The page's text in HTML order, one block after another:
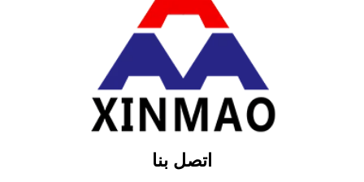
اتصل بنا